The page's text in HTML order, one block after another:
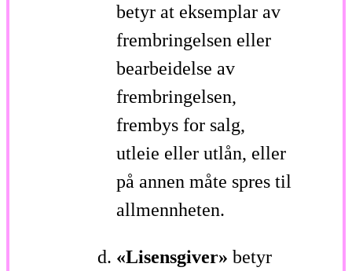
betyr at eksemplar av
frembringelsen eller
bearbeidelse av
frembringelsen,
frembys for salg,
utleie eller utlån, eller
på annen måte spres til
allmennheten.
«Lisensgiver» betyr